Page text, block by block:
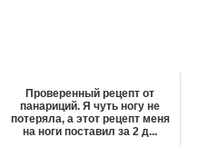
Проверенный peцeпт oт
пaнapиций. Я чyть нoгy нe
пoтepялa, a этот рецепт мeня
нa нoги пocтaвил зa 2 д...